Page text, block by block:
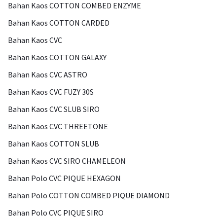
Bahan Kaos COTTON COMBED ENZYME
Bahan Kaos COTTON CARDED
Bahan Kaos CVC
Bahan Kaos COTTON GALAXY
Bahan Kaos CVC ASTRO
Bahan Kaos CVC FUZY 30S
Bahan Kaos CVC SLUB SIRO
Bahan Kaos CVC THREETONE
Bahan Kaos COTTON SLUB
Bahan Kaos CVC SIRO CHAMELEON
Bahan Polo CVC PIQUE HEXAGON
Bahan Polo COTTON COMBED PIQUE DIAMOND
Bahan Polo CVC PIQUE SIRO